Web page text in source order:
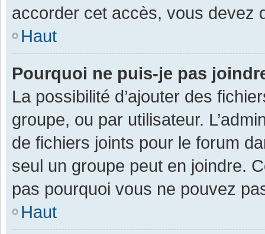
accorder cet accès, vous devez
Haut
Pourquoi ne puis-je pas
La possibilité d’ajouter des
groupe, ou par utilisateur.
de fichiers joints pour le forum
seul un groupe peut en joindre.
pas pourquoi vous ne pouvez
Haut